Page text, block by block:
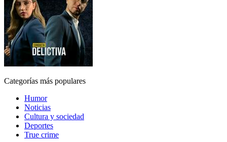
Categorías más populares
Humor
Noticias
Cultura y sociedad
Deportes
True crime